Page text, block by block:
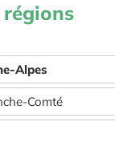
régions
Alpes
Comté